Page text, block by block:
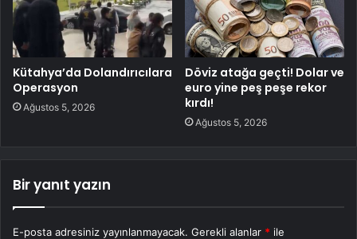
Kütahya’da Dolandırıcılara
Operasyon
Ağustos 5, 2026
Döviz atağa geçti! Dolar ve
euro yine peş peşe rekor
kırdı!
Ağustos 5, 2026
Bir yanıt yazın
E-posta adresiniz yayınlanmayacak. Gerekli alanlar * ile